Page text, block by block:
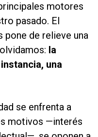
motores
pasado. El
de relieve una
la
una
se enfrenta a
motivos —interés